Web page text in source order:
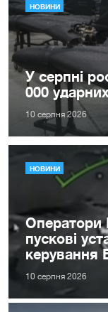
НОВИНИ
У серпні
000
10 серпня 2026
НОВИНИ
Оператори
пускові
керування
10 серпня 2026